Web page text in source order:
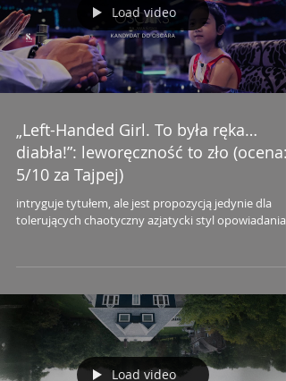
Load video
„Left-Handed Girl. To była ręka…
diabła!”: leworęczność to zło (ocena:
5/10 za Tajpej)
intryguje tytułem, ale jest propozycją jedynie dla
tolerujących chaotyczny azjatycki styl opowiadania
Load video